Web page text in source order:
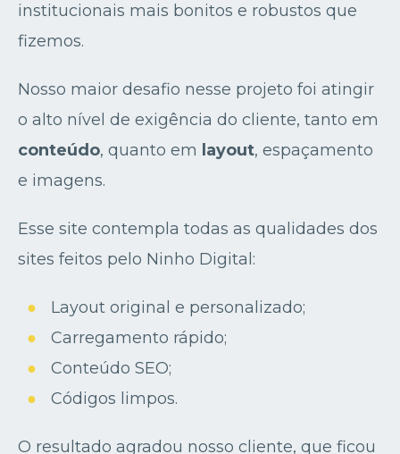
institucionais mais bonitos e robustos que
fizemos.
Nosso maior desafio nesse projeto foi atingir
o alto nível de exigência do cliente, tanto em
conteúdo, quanto em layout, espaçamento
e imagens.
Esse site contempla todas as qualidades dos
sites feitos pelo Ninho Digital:
Layout original e personalizado;
Carregamento rápido;
Conteúdo SEO;
Códigos limpos.
O resultado agradou nosso cliente, que ficou